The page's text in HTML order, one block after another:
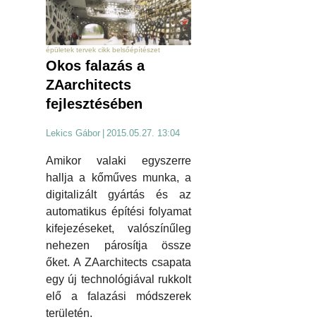
épületek tervek cikk belsőépítészet
Okos falazás a
ZAarchitects
fejlesztésében
Lekics Gábor 2015.05.27. 13:04
Amikor valaki egyszerre
hallja a kőműves munka, a
digitalizált gyártás és az
automatikus építési folyamat
kifejezéseket, valószínűleg
nehezen párosítja össze
őket. A ZAarchitects csapata
egy új technológiával rukkolt
elő a falazási módszerek
területén.